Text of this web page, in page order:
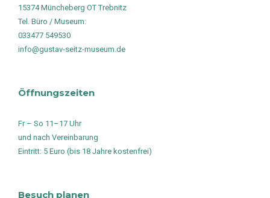
15374 Müncheberg OT Trebnitz
Tel. Büro / Museum:
033477 549530
info@gustav-seitz-museum.de
Öffnungszeiten
Fr – So 11–17 Uhr
und nach Vereinbarung
Eintritt: 5 Euro (bis 18 Jahre kostenfrei)
Besuch planen